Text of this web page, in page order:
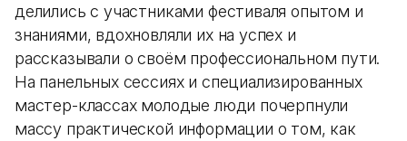
делились с участниками фестиваля опытом и
знаниями, вдохновляли их на успех и
рассказывали о своём профессиональном пути.
На панельных сессиях и специализированных
мастер-классах молодые люди почерпнули
массу практической информации о том, как